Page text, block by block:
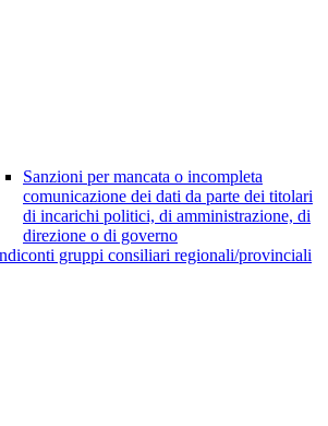
Sanzioni per mancata o incompleta
comunicazione dei dati da parte dei titolari
di incarichi politici, di amministrazione, di
direzione o di governo
gruppi consiliari regionali/provinciali